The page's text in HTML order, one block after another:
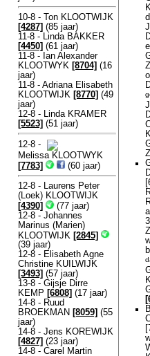
10-8 - Ton KLOOTWIJK
[4287] (85 jaar)
11-8 - Linda BAKKER
[4450] (61 jaar)
11-8 - Ian Alexander
KLOOTWYK [8704] (16
jaar)
11-8 - Adriana Elisabeth
KLOOTWIJK [8770] (49
jaar)
12-8 - Linda KRAMER
[5523] (51 jaar)
12-8 -
Melissa KLOOTWYK
[7783]
(60 jaar)
12-8 - Laurens Peter
(Loek) KLOOTWIJK
[4390]
(77 jaar)
12-8 - Johannes
Marinus (Marien)
KLOOTWIJK [2845]
(39 jaar)
12-8 - Elisabeth Agne
Christine KUILWIJK
[3493] (57 jaar)
13-8 - Gijsje Dirre
KEMP [6808] (17 jaar)
14-8 - Ruud
BROEKMAN [8059] (55
jaar)
14-8 - Jens KOREWIJK
[4827] (23 jaar)
14-8 - Carel Martin